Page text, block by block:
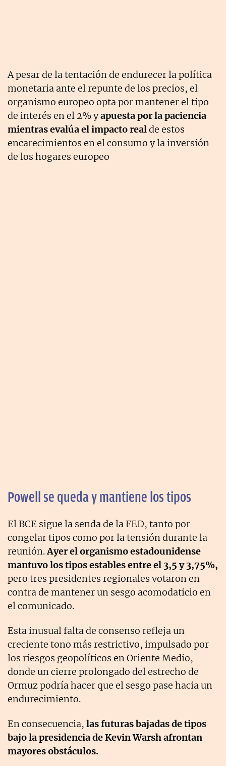
A pesar de la tentación de endurecer la política
monetaria ante el repunte de los precios, el
organismo europeo opta por mantener el tipo
de interés en el 2% yapuesta por la paciencia
mientras evalúa el impacto realde estos
encarecimientos en el consumo y la inversión
de los hogares europeo
Powell se queda y mantiene los tipos
El BCE sigue la senda de la FED, tanto por
congelar tipos como por la tensión durante la
reunión.Ayer el organismo estadounidense
mantuvo los tipos estables entre el 3,5 y 3,75%,
pero tres presidentes regionales votaron en
contra de mantener un sesgo acomodaticio en
el comunicado.
Esta inusual falta de consenso refleja un
creciente tono más restrictivo, impulsado por
los riesgos geopolíticos en Oriente Medio,
donde un cierre prolongado del estrecho de
Ormuz podría hacer que el sesgo pase hacia un
endurecimiento.
En consecuencia, las futuras bajadas de tipos
bajo la presidencia de Kevin Warsh afrontan
mayores obstáculos.